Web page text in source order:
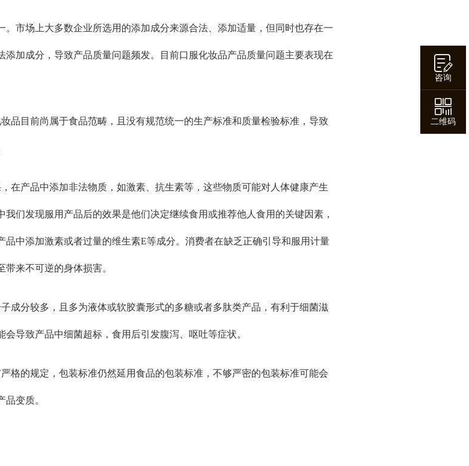
市场上大多数企业所选用的添加成分来源合法、添加适量，但同时也存在一
加成分，导致产品质量问题频发。目前口服化妆品产品质量问题主要表现在
品目前尚属于食品范畴，且没有规范统一的生产标准和质量检验标准，导致
在产品中添加非法物质，如激素、抗生素等，这些物质可能对人体健康产生
们发现服用产品后的效果是他们决定继续食用或推荐他人食用的关键因素，
中添加激素或者过量的维生素E等成分。消费者在缺乏正确引导和服用计量
来不可逆的身体损害。
成分较多，且多为液体或软胶囊形式的多糖或者多肽类产品，有利于细菌滋
导致产品中细菌超标，食用后引发腹泻、呕吐等症状。
格的规定，包装标准仍然延用食品的包装标准，不够严密的包装标准可能会
变质。
咨询
二维码